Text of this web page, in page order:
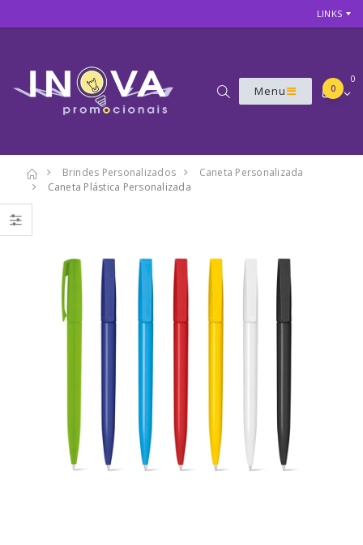
LINKS
Menu
0
0
Brindes Personalizados
Caneta Personalizada
Caneta Plástica Personalizada